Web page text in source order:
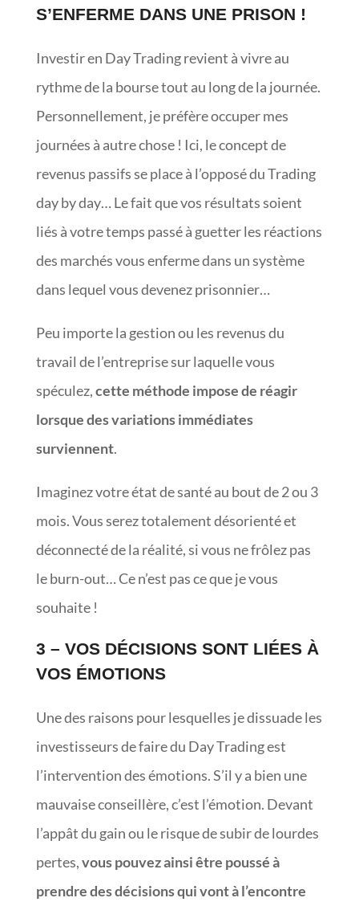
S’ENFERME DANS UNE PRISON !
Investir en Day Trading revient à vivre au
rythme de la bourse tout au long de la journée.
Personnellement, je préfère occuper mes
journées à autre chose ! Ici, le concept de
revenus passifs se place à l’opposé du Trading
day by day… Le fait que vos résultats soient
liés à votre temps passé à guetter les réactions
des marchés vous enferme dans un système
dans lequel vous devenez prisonnier…
Peu importe la gestion ou les revenus du
travail de l’entreprise sur laquelle vous
spéculez,cette méthode impose de réagir
lorsque des variations immédiates
surviennent.
Imaginez votre état de santé au bout de 2 ou 3
mois. Vous serez totalement désorienté et
déconnecté de la réalité, si vous ne frôlez pas
le burn-out… Ce n’est pas ce que je vous
souhaite !
3 – VOS DÉCISIONS SONT LIÉES À
VOS ÉMOTIONS
Une des raisons pour lesquelles je dissuade les
investisseurs de faire du Day Trading est
l’intervention des émotions. S’il y a bien une
mauvaise conseillère, c’est l’émotion. Devant
l’appât du gain ou le risque de subir de lourdes
pertes,vous pouvez ainsi être poussé à
prendre des décisions qui vont à l’encontre